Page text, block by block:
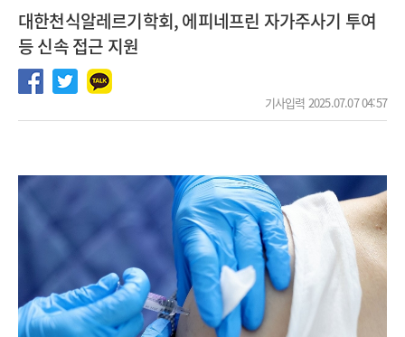
대한천식알레르기학회, 에피네프린 자가주사기 투여
등 신속 접근 지원
기사입력 2025.07.07 04:57